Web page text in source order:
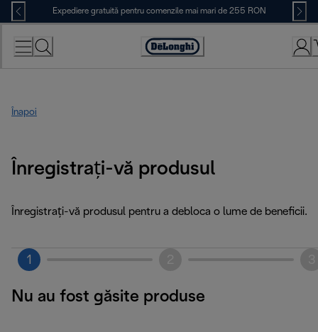
Skip
to
Content
Expediere gratuită pentru comenzile mai mari de 255 RON
Accessibility
Înapoi
Înregistrați-vă produsul
Înregistrați-vă produsul pentru a debloca o lume de beneficii.
1
Nu au fost găsite produse